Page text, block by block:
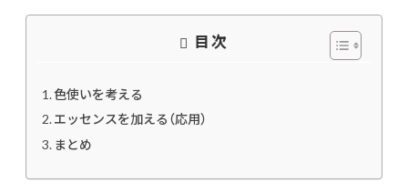
目次
色使いを考える
エッセンスを加える（応用）
まとめ